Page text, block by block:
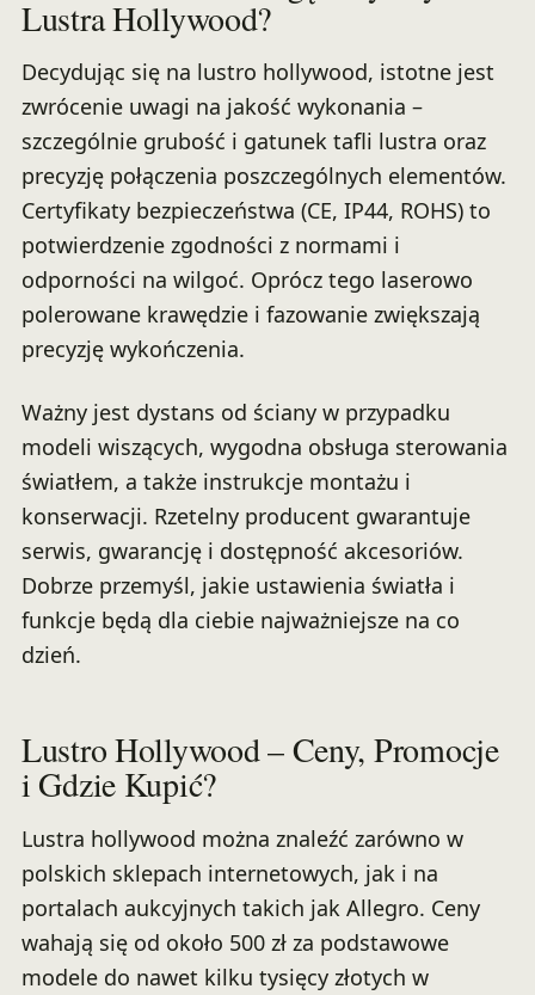
Lustra Hollywood?
Decydując się na lustro hollywood, istotne jest
zwrócenie uwagi na jakość wykonania –
szczególnie grubość i gatunek tafli lustra oraz
precyzję połączenia poszczególnych elementów.
Certyfikaty bezpieczeństwa (CE, IP44, ROHS) to
potwierdzenie zgodności z normami i
odporności na wilgoć. Oprócz tego laserowo
polerowane krawędzie i fazowanie zwiększają
precyzję wykończenia.
Ważny jest dystans od ściany w przypadku
modeli wiszących, wygodna obsługa sterowania
światłem, a także instrukcje montażu i
konserwacji. Rzetelny producent gwarantuje
serwis, gwarancję i dostępność akcesoriów.
Dobrze przemyśl, jakie ustawienia światła i
funkcje będą dla ciebie najważniejsze na co
dzień.
Lustro Hollywood – Ceny, Promocje
i Gdzie Kupić?
Lustra hollywood można znaleźć zarówno w
polskich sklepach internetowych, jak i na
portalach aukcyjnych takich jak Allegro. Ceny
wahają się od około 500 zł za podstawowe
modele do nawet kilku tysięcy złotych w